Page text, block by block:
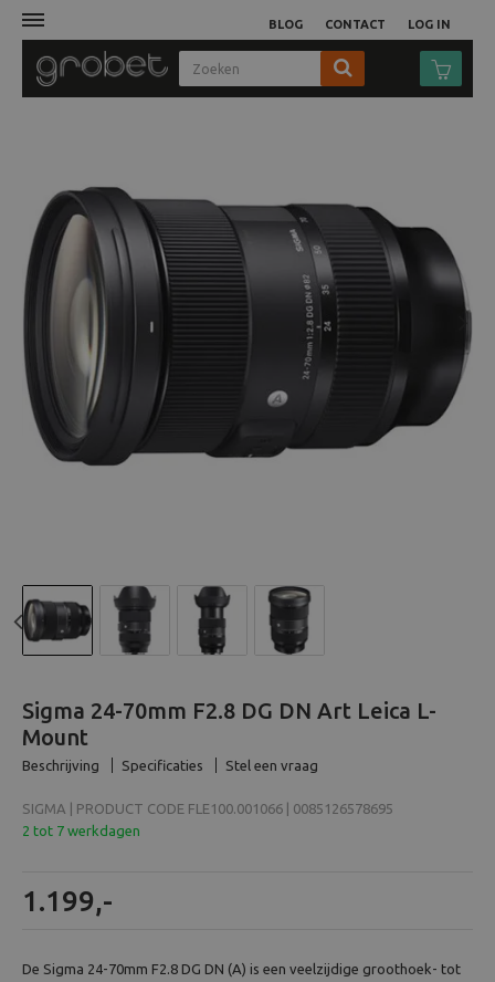
LOG IN
BLOG CONTACT
Fotocamera
Objectieven
Video
Tassen
Statieven
Studio
Analoog
Next
Previous
Sigma 24-70mm F2.8 DG DN Art Leica L-
Mount
Beschrijving Specificaties Stel een vraag
SIGMA | PRODUCT CODE FLE100.001066 | 0085126578695
2 tot 7 werkdagen
1.199,-
De Sigma 24-70mm F2.8 DG DN (A) is een veelzijdige groothoek- tot